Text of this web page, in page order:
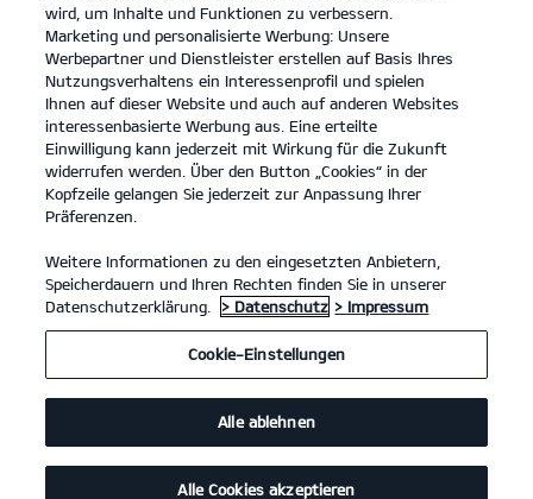
Inhaltsverzeichnis
Allgemeine Hinweise
1. Anwendungsbereich - verantwortliche Stelle -
Datenschutzbeauftragter
2. Wie erfassen wir Ihre Daten?
3. Probefahrt
4. Gewinnspiele
5. Kategorien von Empfängern personenbezogener
6. Einsatz von Social-Media-Plug-ins im Rahmen von
7. Einbindung von Diensten und Inhalten weiterer
wird, um Inhalte und Funktionen zu verbessern.
Marketing und personalisierte Werbung: Unsere
Werbepartner und Dienstleister erstellen auf Basis Ihres
Nutzungsverhaltens ein Interessenprofil und spielen
Ihnen auf dieser Website und auch auf anderen Websites
interessenbasierte Werbung aus. Eine erteilte
Einwilligung kann jederzeit mit Wirkung für die Zukunft
widerrufen werden. Über den Button „Cookies“ in der
Kopfzeile gelangen Sie jederzeit zur Anpassung Ihrer
Präferenzen.
Weitere Informationen zu den eingesetzten Anbietern,
Speicherdauern und Ihren Rechten finden Sie in unserer
Datenschutzerklärung.
> Datenschutz > Impressum
Cookie-Einstellungen
Alle ablehnen
Alle Cookies akzeptieren